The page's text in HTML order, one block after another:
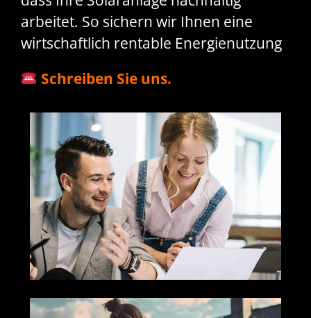
arbeitet. So sichern wir Ihnen eine
wirtschaftlich rentable Energienutzung
Schreiben Sie uns.